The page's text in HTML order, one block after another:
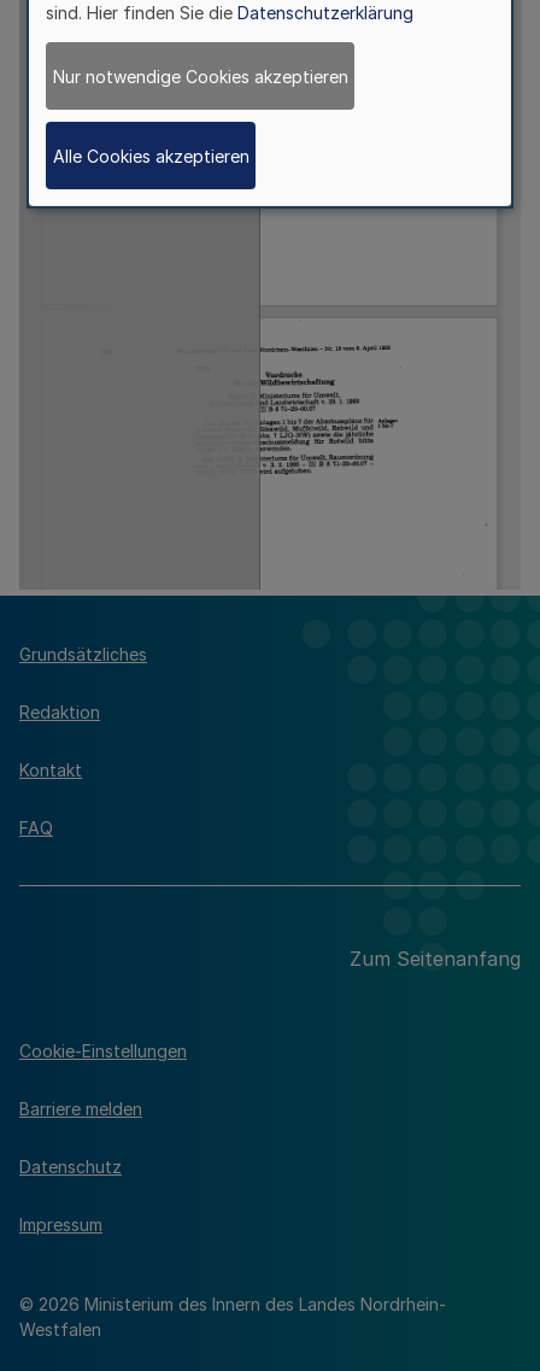
Grundsätzliches
Redaktion
Kontakt
FAQ
Zum Seitenanfang
© 2026 Ministerium des Innern des Landes Nordrhein-
Westfalen
Cookie-Einstellungen
Barriere melden
Datenschutz
Impressum
sind. Hier finden Sie die Datenschutzerklärung
Nur notwendige Cookies akzeptieren
Alle Cookies akzeptieren